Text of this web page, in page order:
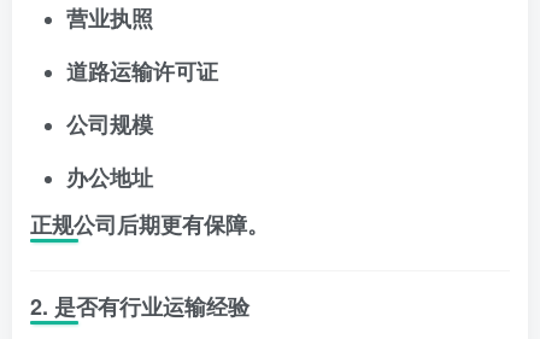
营业执照
道路运输许可证
公司规模
办公地址
正规公司后期更有保障。
2. 是否有行业运输经验